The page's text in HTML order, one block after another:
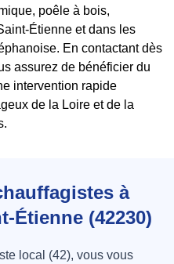
poêle à bois,
Étienne et dans les
En contactant dès
assurez de bénéficier du
intervention rapide
de la Loire et de la
à
Étienne (42230)
local (42), vous vous